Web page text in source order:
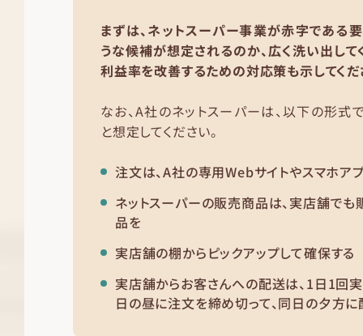
まずは、ネットスーパー事業が赤字である要
うな候補が想定されるのか、広く洗い出して
利益率を改善するための対応策も示してくだ
なお、A社のネットスーパーは、以下の形式
と想定してください。
注文は、A社の専用Webサイトやスマホア
ネットスーパーの販売商品は、実店舗でも
品を
実店舗の棚からピックアップして確保する
実店舗からお客さんへの配送は、1日1回実
日の昼に注文を締め切って、同日の夕方